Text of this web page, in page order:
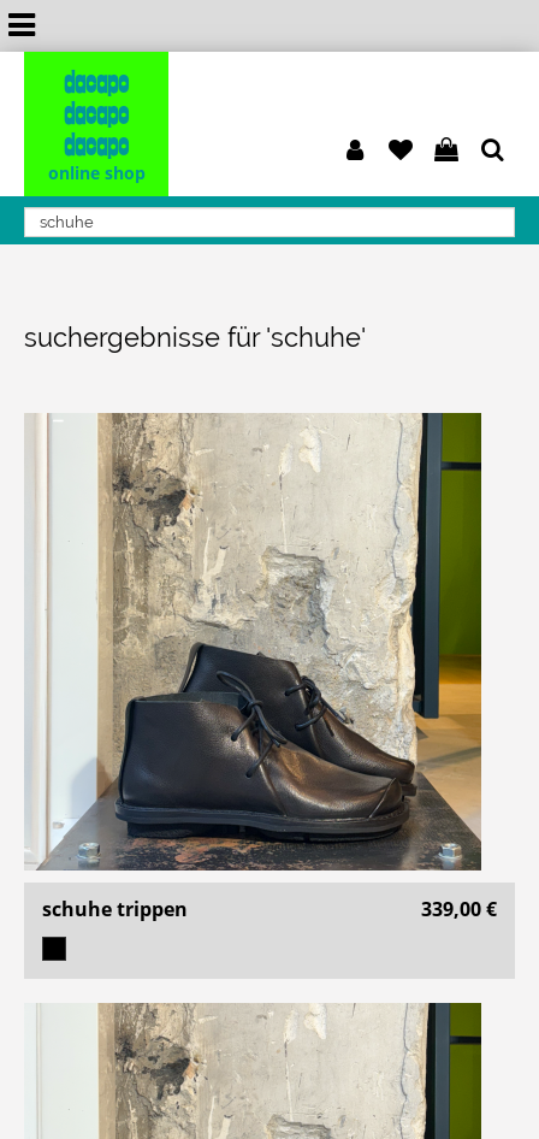
dacapo
dacapo
dacapo
online shop
suchergebnisse für 'schuhe'
schuhe trippen 339,00 €